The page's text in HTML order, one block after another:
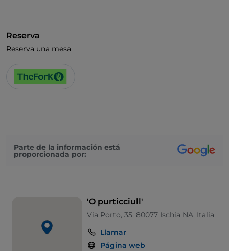
Se habla inglés
Reserva
Reserva una mesa
Parte de la información está
proporcionada por:
'O purticciull'
Via Porto, 35, 80077 Ischia NA, Italia
Llamar
Página web